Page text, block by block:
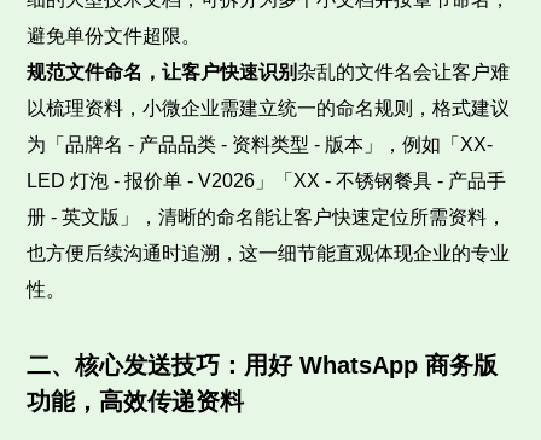
避免单份文件超限。
规范文件命名，让客户快速识别杂乱的文件名会让客户难
以梳理资料，小微企业需建立统一的命名规则，格式建议
为「品牌名 - 产品品类 - 资料类型 - 版本」，例如「XX-
LED 灯泡 - 报价单 - V2026」「XX - 不锈钢餐具 - 产品手
册 - 英文版」，清晰的命名能让客户快速定位所需资料，
也方便后续沟通时追溯，这一细节能直观体现企业的专业
性。
二、核心发送技巧：用好 WhatsApp 商务版
功能，高效传递资料